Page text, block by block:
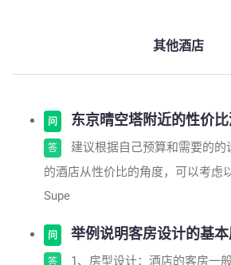
其他酒店
问 东京晴空塔附近的性价
答
建议根据自己预算和需要的
的酒店从性价比的角度，可以考虑
Supe
问 举例说明客房设计的基本
答 1、房型设计：酒店的客房一